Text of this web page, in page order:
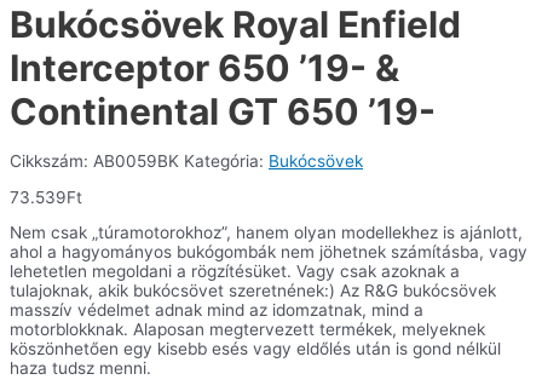
Bukócsövek Royal Enfield
Interceptor 650 ’19- &
Continental GT 650 ’19-
Cikkszám: AB0059BK Kategória: Bukócsövek
73.539Ft
Nem csak „túramotorokhoz”, hanem olyan modellekhez is ajánlott,
ahol a hagyományos bukógombák nem jöhetnek számításba, vagy
lehetetlen megoldani a rögzítésüket. Vagy csak azoknak a
tulajoknak, akik bukócsövet szeretnének:) Az R&G bukócsövek
masszív védelmet adnak mind az idomzatnak, mind a
motorblokknak. Alaposan megtervezett termékek, melyeknek
köszönhetően egy kisebb esés vagy eldőlés után is gond nélkül
haza tudsz menni.